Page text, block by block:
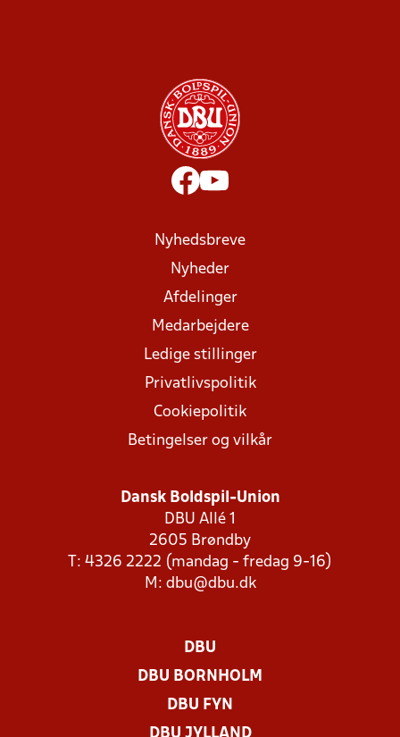
Nyhedsbreve
Nyheder
Afdelinger
Medarbejdere
Ledige stillinger
Privatlivspolitik
Cookiepolitik
Betingelser og vilkår
Dansk Boldspil-Union
DBU Allé 1
2605 Brøndby
T: 4326 2222 (mandag - fredag 9-16)
M: dbu@dbu.dk
DBU
DBU BORNHOLM
DBU FYN